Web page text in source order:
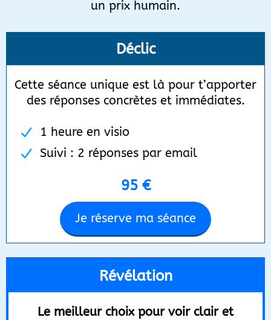
un prix humain.
Déclic
Cette séance unique est là pour t’apporter
des réponses concrètes et immédiates.
1 heure en visio
Suivi : 2 réponses par email
95 €
Je réserve ma séance
Révélation
Le meilleur choix pour voir clair et